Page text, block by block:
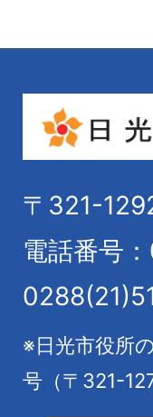
〒321-
電話番号
※日光市役所
号（〒321-